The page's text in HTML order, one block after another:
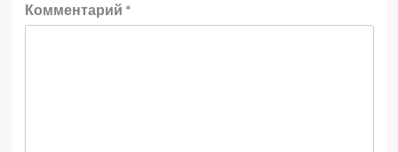
Комментарий *